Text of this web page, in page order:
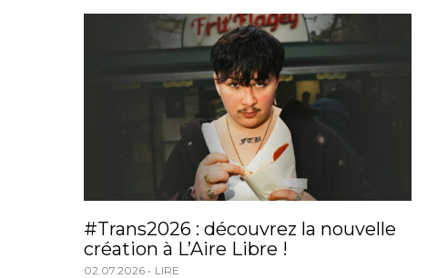
#Trans2026 : découvrez la nouvelle
création à L’Aire Libre !
02.07.2026 LIRE